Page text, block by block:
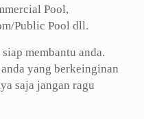
Pool,
Public Pool dll.
membantu anda.
yang berkeinginan
saja jangan ragu